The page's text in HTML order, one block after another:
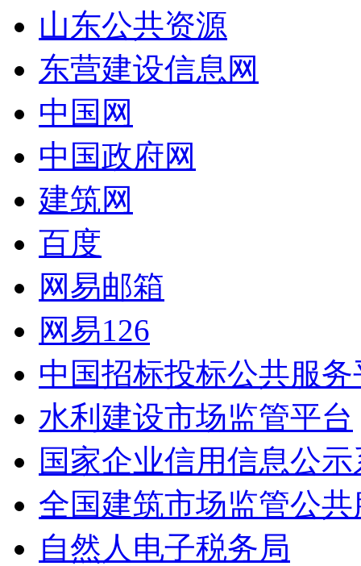
山东公共资源
东营建设信息网
中国网
中国政府网
建筑网
百度
网易邮箱
网易126
中国招标投标公共服务
水利建设市场监管平台
国家企业信用信息公
全国建筑市场监管公
自然人电子税务局